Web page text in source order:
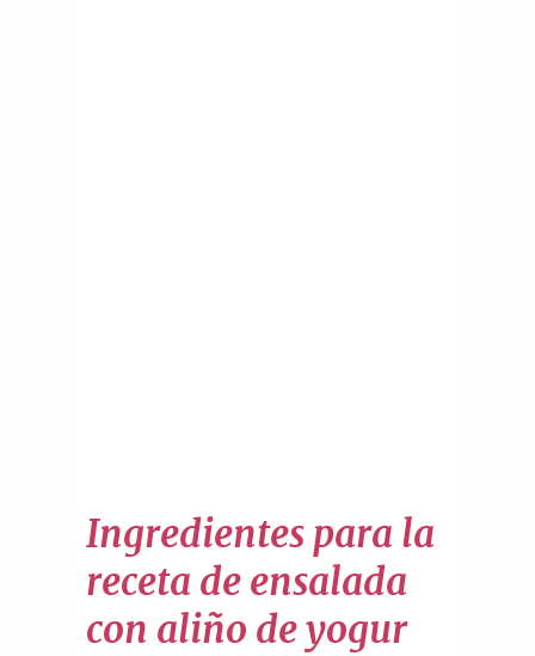
Ingredientes para la
receta de ensalada
con aliño de yogur